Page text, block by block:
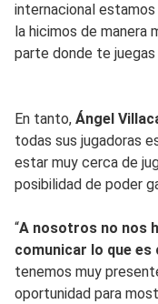
internacional
la hicimos de manera
parte donde te
En tanto, Ángel
todas sus jugadoras
estar muy cerca de
posibilidad de poder
“A nosotros no nos
comunicar lo que
tenemos muy
oportunidad para